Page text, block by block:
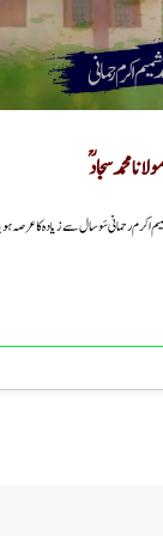
محمد سجادؒ
اکرم رحمانی سَو سال سے زیادہ کا عرصہ ہو